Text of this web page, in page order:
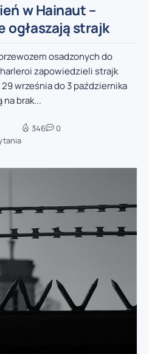
w Hainaut –
ogłaszają strajk
osadzonych do
zapowiedzieli strajk
września do 3 października
brak...
346 0